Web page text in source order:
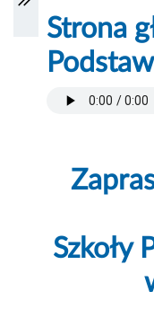
Strona
Szkoły